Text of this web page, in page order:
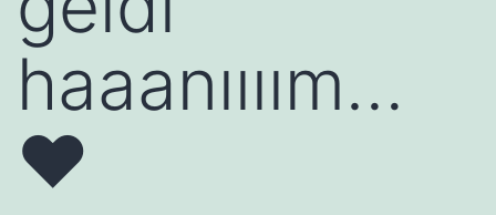
haaanıııım…
♥️